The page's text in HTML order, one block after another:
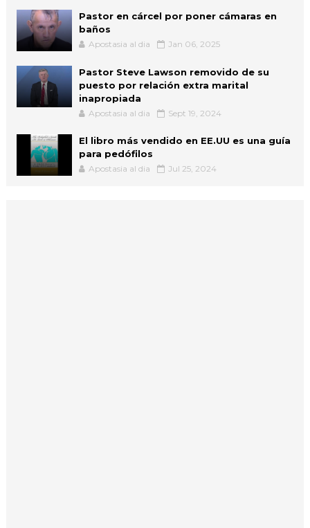
Pastor en cárcel por poner cámaras en
baños
Apostasia al dia Jan 06, 2025
Pastor Steve Lawson removido de su
puesto por relación extra marital
inapropiada
Apostasia al dia Sept 19, 2024
El libro más vendido en EE.UU es una guía
para pedófilos
Apostasia al dia Jul 25, 2024